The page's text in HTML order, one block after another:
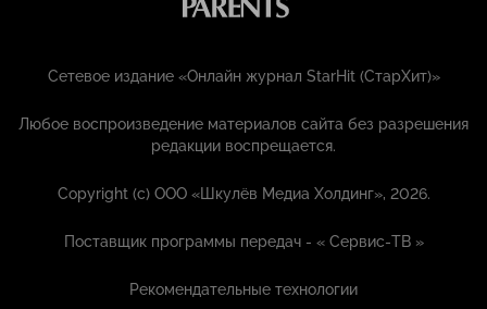
Сетевое издание «Онлайн журнал StarHit (СтарХит)»
Любое воспроизведение материалов сайта без разрешения
редакции воспрещается.
Copyright (с) ООО «Шкулёв Медиа Холдинг», 2026.
Поставщик программы передач - «Сервис-ТВ »
Рекомендательные технологии